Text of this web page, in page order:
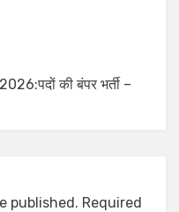
की बंपर भर्ती –
published. Required